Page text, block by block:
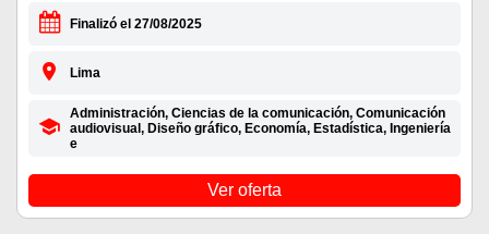
Finalizó el 27/08/2025
Lima
Administración, Ciencias de la comunicación, Comunicación
audiovisual, Diseño gráfico, Economía, Estadística, Ingeniería
e
Ver oferta